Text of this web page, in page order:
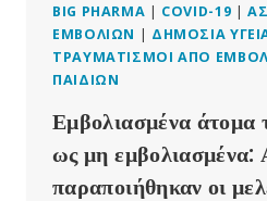
ΌΧΙ
ΑΠΌ
ΤΟΝ
BIG PHARMA | COVID-19 |
ΕΜΒΟΛΊΩΝ | ΔΗΜΌΣΙΑ
ΤΡΑΥΜΑΤΙΣΜΟΊ ΑΠΌ
ΠΑΙΔΙΏΝ
Εμβολιασμένα άτομα
ως μη εμβολιασμένα:
παραποιήθηκαν οι